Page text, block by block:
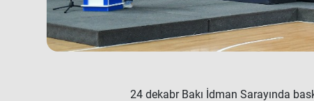
24 dekabr Bakı İdman Sarayında